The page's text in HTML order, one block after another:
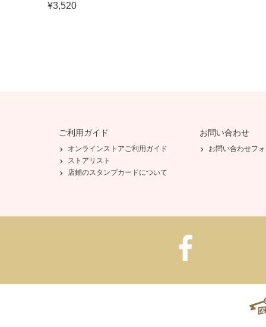
¥3,520
ご利用ガイド
オンラインストアご利用ガイド
ストアリスト
店鋪のスタンプカードについて
お問い合わせ
お問い合わせフ